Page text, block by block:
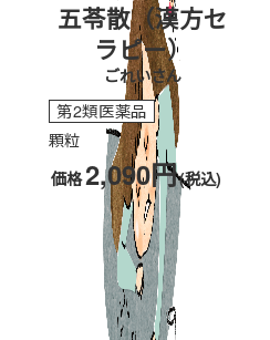
五苓散（漢方セ
ラピー）
ごれいさん
第2類医薬品
顆粒
価格2,090円(税込)